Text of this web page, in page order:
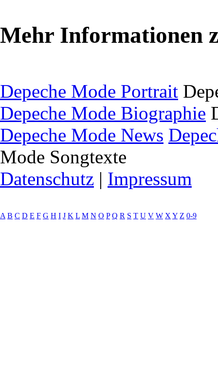
Mehr Informationen
Depeche Mode Portrait
Depeche Mode Biographie
Depeche Mode News
Mode Songtexte
Datenschutz | Impressum
A B C D E F G H I J K L M N O P Q R S T U V W X Y Z 0-9